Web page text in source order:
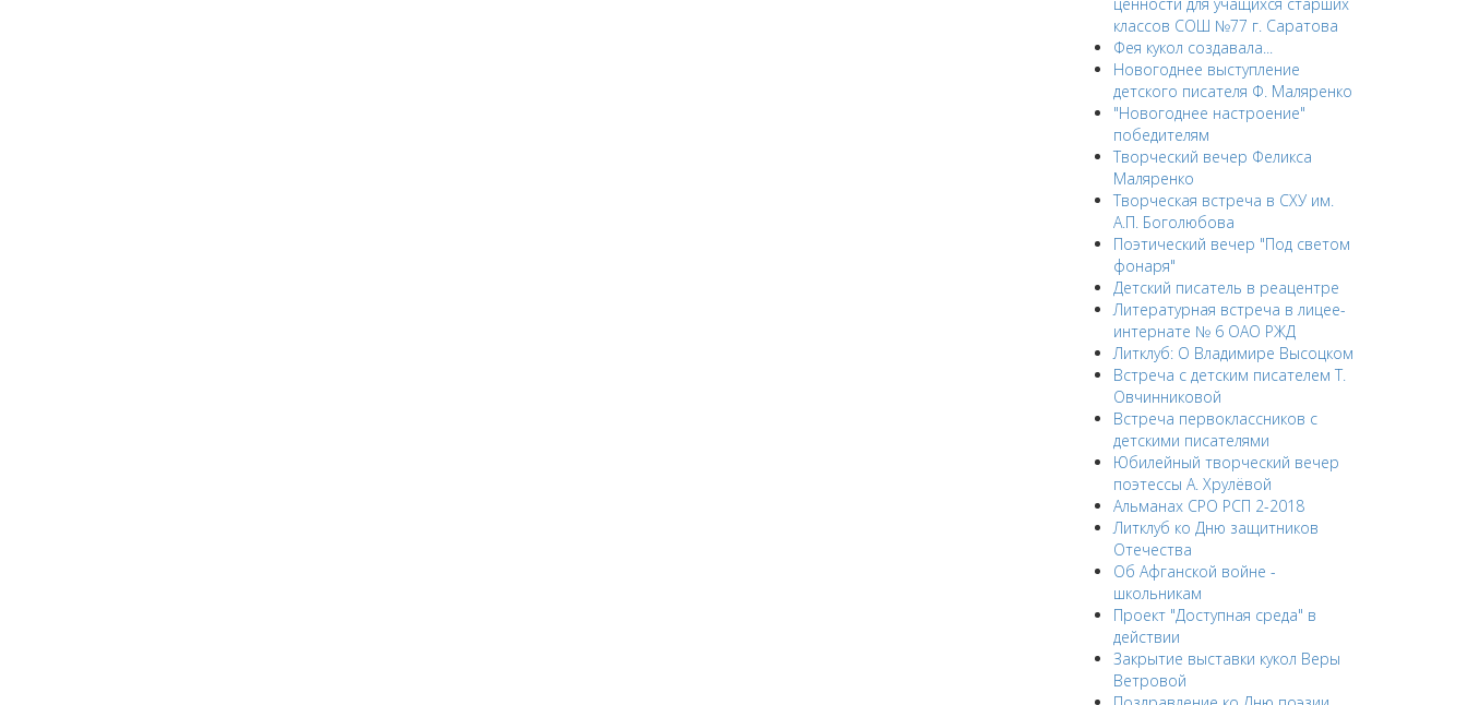
классов СОШ №77 г. Саратова
Фея кукол создавала...
Новогоднее выступление
детского писателя Ф. Маляренко
"Новогоднее настроение"
победителям
Творческий вечер Феликса
Маляренко
Творческая встреча в СХУ им.
А.П. Боголюбова
Поэтический вечер "Под светом
фонаря"
Детский писатель в реацентре
Литературная встреча в лицее-
интернате № 6 ОАО РЖД
Литклуб: О Владимире Высоцком
Встреча с детским писателем Т.
Овчинниковой
Встреча первоклассников с
детскими писателями
Юбилейный творческий вечер
поэтессы А. Хрулёвой
Альманах СРО РСП 2-2018
Литклуб ко Дню защитников
Отечества
Об Афганской войне -
школьникам
Проект "Доступная среда" в
действии
Закрытие выставки кукол Веры
Ветровой